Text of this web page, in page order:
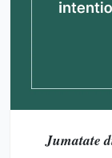
Jumatate